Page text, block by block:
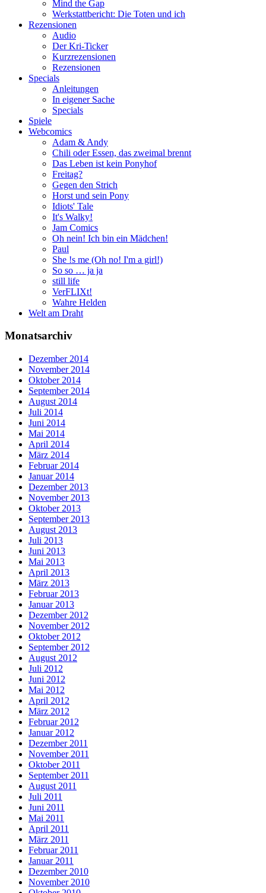
Mind the Gap
Werkstattbericht: Die Toten und ich
Rezensionen
Audio
Der Kri-Ticker
Kurzrezensionen
Rezensionen
Specials
Anleitungen
In eigener Sache
Specials
Spiele
Webcomics
Adam & Andy
Chili oder Essen, das zweimal brennt
Das Leben ist kein Ponyhof
Freitag?
Gegen den Strich
Horst und sein Pony
Idiots' Tale
It's Walky!
Jam Comics
Oh nein! Ich bin ein Mädchen!
Paul
She !s me (Oh no! I'm a girl!)
So so … ja ja
still life
VerFLIXt!
Wahre Helden
Welt am Draht
Monatsarchiv
Dezember 2014
November 2014
Oktober 2014
September 2014
August 2014
Juli 2014
Juni 2014
Mai 2014
April 2014
März 2014
Februar 2014
Januar 2014
Dezember 2013
November 2013
Oktober 2013
September 2013
August 2013
Juli 2013
Juni 2013
Mai 2013
April 2013
März 2013
Februar 2013
Januar 2013
Dezember 2012
November 2012
Oktober 2012
September 2012
August 2012
Juli 2012
Juni 2012
Mai 2012
April 2012
März 2012
Februar 2012
Januar 2012
Dezember 2011
November 2011
Oktober 2011
September 2011
August 2011
Juli 2011
Juni 2011
Mai 2011
April 2011
März 2011
Februar 2011
Januar 2011
Dezember 2010
November 2010